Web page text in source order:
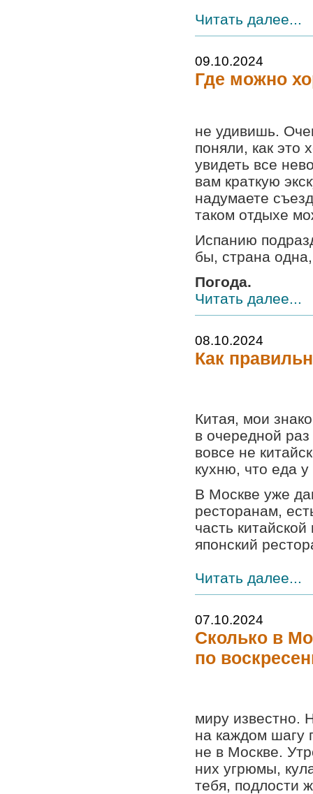
Читать далее...
09.10.2024
Где можно
не удивишь.
поняли, как это
увидеть все
вам краткую
надумаете
таком отдыхе
Испанию
бы, страна
Погода.
Читать далее...
08.10.2024
Как
Китая, мои
в очередной
вовсе не
кухню, что еда у
В Москве уже
ресторанам,
часть
японский
Читать далее...
07.10.2024
Сколько в
по
миру известно.
на каждом шагу
не в Москве.
них угрюмы,
тебя, подлости